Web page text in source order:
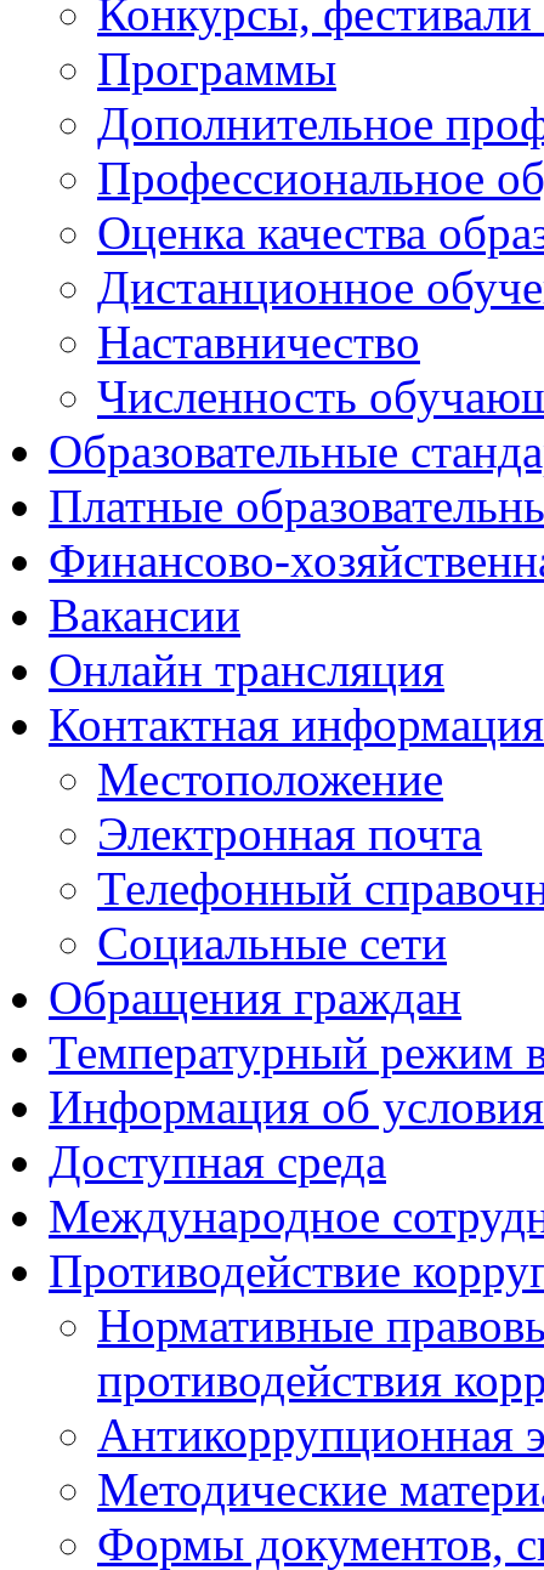
Конкурсы,
Программы
Дополнительное
Профессиональное
Оценка качества
Дистанционное
Наставничество
Численность
Образовательные
Платные
Финансово-
Вакансии
Онлайн трансляция
Контактная информация
Местоположение
Электронная почта
Телефонный
Социальные сети
Обращения граждан
Температурный режим
Информация об
Доступная среда
Международное
Противодействие
Нормативные
противодействия
Антикоррупционная
Методические
Формы документов,